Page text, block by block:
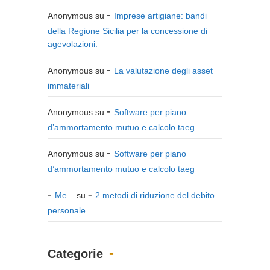
Anonymous su
Imprese artigiane: bandi
della Regione Sicilia per la concessione di
agevolazioni.
Anonymous su
La valutazione degli asset
immateriali
Anonymous su
Software per piano
d’ammortamento mutuo e calcolo taeg
Anonymous su
Software per piano
d’ammortamento mutuo e calcolo taeg
Me... su
2 metodi di riduzione del debito
personale
Categorie